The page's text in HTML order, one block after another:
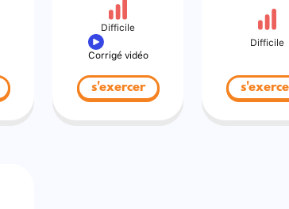
Difficile
Corrigé vidéo
s'exercer
Difficile